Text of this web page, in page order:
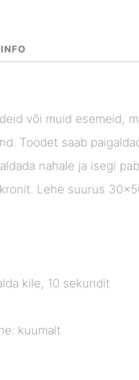
või muid esemeid,
Toodet saab
nahale ja isegi
Lehe suurus
kile, 10 sekundit
kuumalt